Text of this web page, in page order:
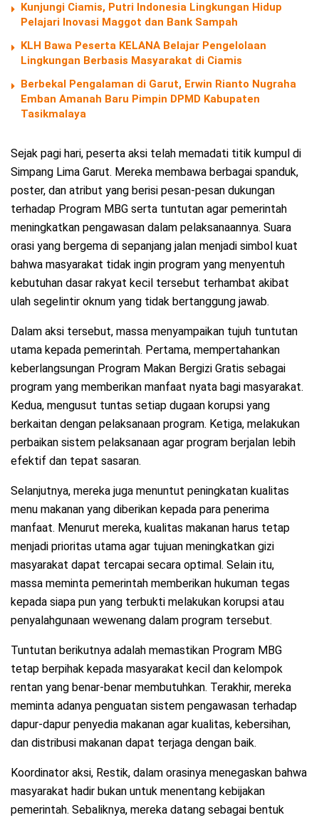
Kunjungi Ciamis, Putri Indonesia Lingkungan Hidup
Pelajari Inovasi Maggot dan Bank Sampah
KLH Bawa Peserta KELANA Belajar Pengelolaan
Lingkungan Berbasis Masyarakat di Ciamis
Berbekal Pengalaman di Garut, Erwin Rianto Nugraha
Emban Amanah Baru Pimpin DPMD Kabupaten
Tasikmalaya
Sejak pagi hari, peserta aksi telah memadati titik kumpul di
Simpang Lima Garut. Mereka membawa berbagai spanduk,
poster, dan atribut yang berisi pesan-pesan dukungan
terhadap Program MBG serta tuntutan agar pemerintah
meningkatkan pengawasan dalam pelaksanaannya. Suara
orasi yang bergema di sepanjang jalan menjadi simbol kuat
bahwa masyarakat tidak ingin program yang menyentuh
kebutuhan dasar rakyat kecil tersebut terhambat akibat
ulah segelintir oknum yang tidak bertanggung jawab.
Dalam aksi tersebut, massa menyampaikan tujuh tuntutan
utama kepada pemerintah. Pertama, mempertahankan
keberlangsungan Program Makan Bergizi Gratis sebagai
program yang memberikan manfaat nyata bagi masyarakat.
Kedua, mengusut tuntas setiap dugaan korupsi yang
berkaitan dengan pelaksanaan program. Ketiga, melakukan
perbaikan sistem pelaksanaan agar program berjalan lebih
efektif dan tepat sasaran.
Selanjutnya, mereka juga menuntut peningkatan kualitas
menu makanan yang diberikan kepada para penerima
manfaat. Menurut mereka, kualitas makanan harus tetap
menjadi prioritas utama agar tujuan meningkatkan gizi
masyarakat dapat tercapai secara optimal. Selain itu,
massa meminta pemerintah memberikan hukuman tegas
kepada siapa pun yang terbukti melakukan korupsi atau
penyalahgunaan wewenang dalam program tersebut.
Tuntutan berikutnya adalah memastikan Program MBG
tetap berpihak kepada masyarakat kecil dan kelompok
rentan yang benar-benar membutuhkan. Terakhir, mereka
meminta adanya penguatan sistem pengawasan terhadap
dapur-dapur penyedia makanan agar kualitas, kebersihan,
dan distribusi makanan dapat terjaga dengan baik.
Koordinator aksi, Restik, dalam orasinya menegaskan bahwa
masyarakat hadir bukan untuk menentang kebijakan
pemerintah. Sebaliknya, mereka datang sebagai bentuk